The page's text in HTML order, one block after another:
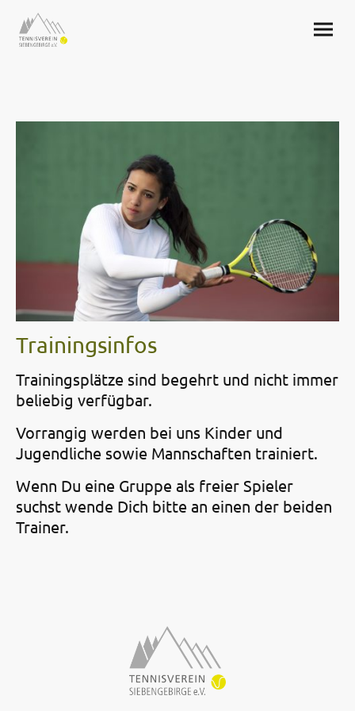
Trainingsinfos
Trainingsplätze sind begehrt und nicht immer
beliebig verfügbar.
Vorrangig werden bei uns Kinder und
Jugendliche sowie Mannschaften trainiert.
Wenn Du eine Gruppe als freier Spieler
suchst wende Dich bitte an einen der beiden
Trainer.